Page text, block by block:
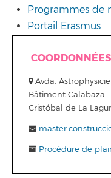
Programmes de
Portail Erasmus
COORDONNÉES
Avda.
Bâtiment Calabaza
Cristóbal de La
Procédure de